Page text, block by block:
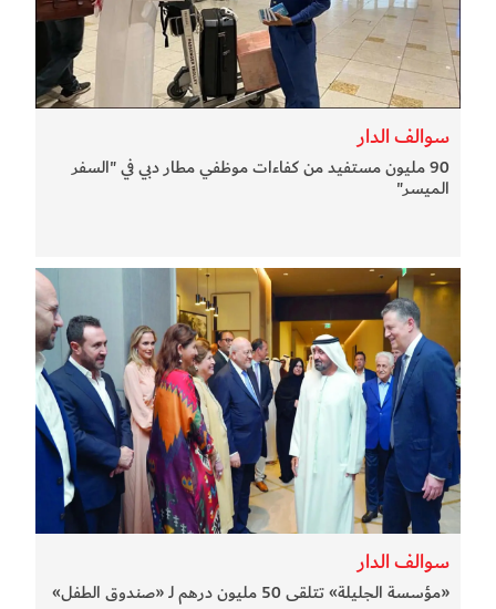
سوالف الدار
90 مليون مستفيد من كفاءات موظفي مطار دبي في "السفر
الميسر"
سوالف الدار
«مؤسسة الجليلة» تتلقى 50 مليون درهم لـ «صندوق الطفل»